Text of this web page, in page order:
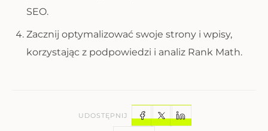
SEO.
Zacznij optymalizować swoje strony i wpisy,
korzystając z podpowiedzi i analiz Rank Math.
UDOSTĘPNIJ